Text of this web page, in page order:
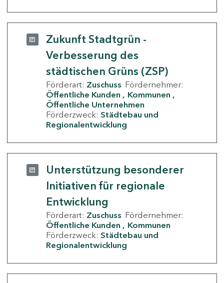
Zukunft Stadtgrün -
Verbesserung des
städtischen Grüns (ZSP)
Förderart: Zuschuss Fördernehmer:
Öffentliche Kunden
Kommunen
Öffentliche Unternehmen
Förderzweck: Städtebau und
Regionalentwicklung
Unterstützung besonderer
Initiativen für regionale
Entwicklung
Förderart: Zuschuss Fördernehmer:
Öffentliche Kunden
Kommunen
Förderzweck: Städtebau und
Regionalentwicklung